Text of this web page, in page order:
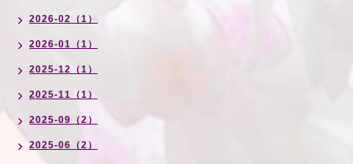
2026-02（1）
2026-01（1）
2025-12（1）
2025-11（1）
2025-09（2）
2025-06（2）